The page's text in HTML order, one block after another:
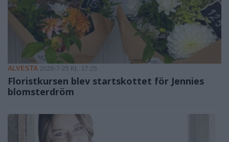
ALVESTA 2026-7-25 KL. 17:25
Floristkursen blev startskottet för Jennies
blomsterdröm